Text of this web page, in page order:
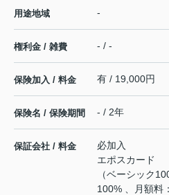
用途地域 -
権利金 / 雑費 - / -
保険加入 / 料金 有 / 19,000円
保険名 / 保険期間 - / 2年
保証会社 / 料金
必加入
エポスカード
（ベーシック
100% 、月額料